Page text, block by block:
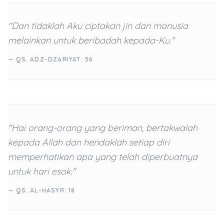
"Dan tidaklah Aku ciptakan jin dan manusia
melainkan untuk beribadah kepada-Ku."
— QS. ADZ-DZARIYAT: 56
"Hai orang-orang yang beriman, bertakwalah
kepada Allah dan hendaklah setiap diri
memperhatikan apa yang telah diperbuatnya
untuk hari esok."
— QS. AL-HASYR: 18